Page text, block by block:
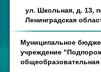
ул. Школьная, д. 13,
Ленинградская
Муниципальное
учреждение